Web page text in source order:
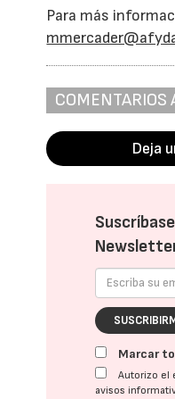
Para más
COMENTARIOS
Deja
Marcar
Autorizo el
avisos